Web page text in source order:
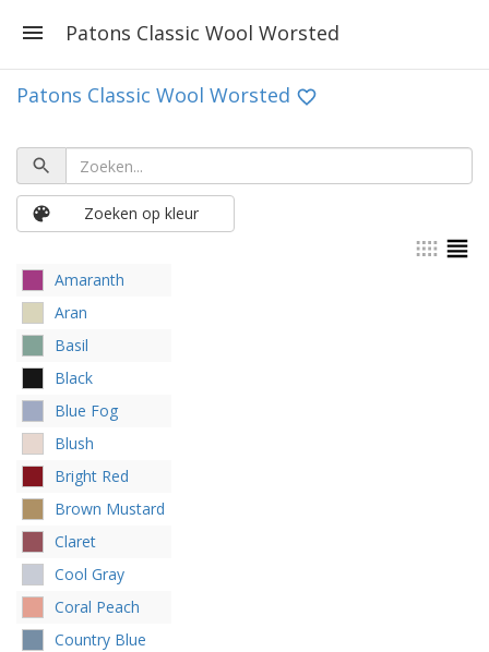
Patons Classic Wool Worsted
Patons Classic Wool Worsted
Zoeken op kleur
Amaranth
Aran
Basil
Black
Blue Fog
Blush
Bright Red
Brown Mustard
Claret
Cool Gray
Coral Peach
Country Blue